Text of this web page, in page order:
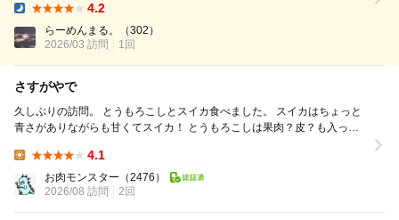
の前まで進み、フレーバーを伝えます。 今回注文したのは、3種(うち1種
プレミアム)980円で...
4.2
らーめんまる。
（302）
2026/03 訪問
1回
さすがやで
久しぶりの訪問。 とうもろこしとスイカ食べました。 スイカはちょっと
青さがありながらも甘くてスイカ！ とうもろこしは果肉？皮？も入って
4.1
お肉モンスター （2476）
2026/08 訪問
2回